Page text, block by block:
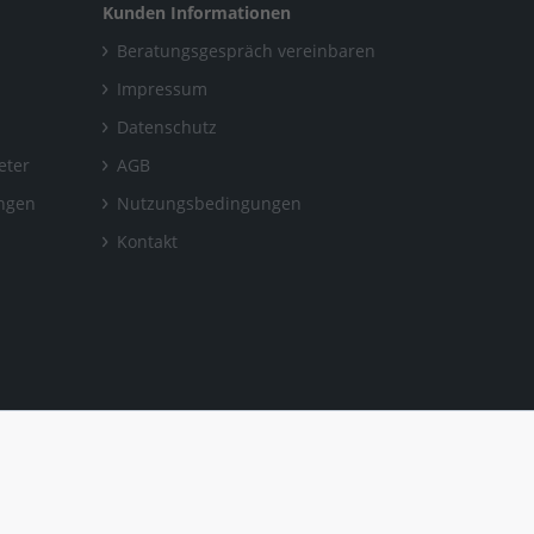
Kunden Informationen
Beratungsgespräch vereinbaren
Impressum
Datenschutz
AGB
Nutzungsbedingungen
Kontakt